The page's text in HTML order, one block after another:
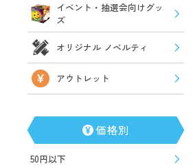
イベント・抽選会向けグッ
ズ
オリジナル ノベルティ
アウトレット
価格別
50円以下